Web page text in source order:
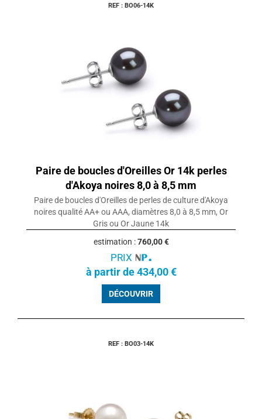
REF : BO06-14K
Paire de boucles d'Oreilles Or 14k perles
d'Akoya noires 8,0 à 8,5 mm
Paire de boucles d'Oreilles de perles de culture d'Akoya
noires qualité AA+ ou AAA, diamètres 8,0 à 8,5 mm, Or
Gris ou Or Jaune 14k
estimation :760,00 €
PRIX
à partir de 434,00 €
DÉCOUVRIR
REF : BO03-14K